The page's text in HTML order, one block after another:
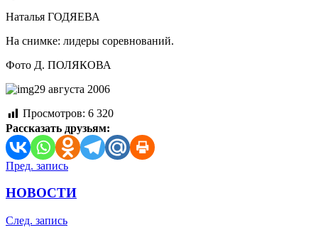
Наталья ГОДЯЕВА
На снимке: лидеры соревнований.
Фото Д. ПОЛЯКОВА
29 августа 2006
Просмотров: 6 320
Рассказать друзьям:
Навигация
по
Пред. запись
НОВОСТИ
След. запись